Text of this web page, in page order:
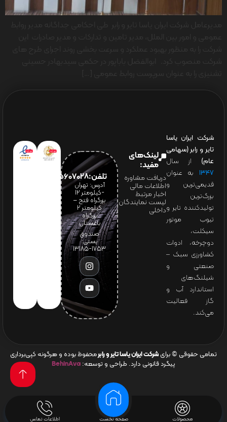
محصولات صفحه نخست اطلاعات تماس
شرکت ایران یاسا
تایر و رابر (سهامی
عام) از سال
۱۳۴۷ به عنوان
قدیمی‌ترین و
بزرگ‌ترین
تولیدکننده تایر و
تیوب موتور
سیکلت،
دوچرخه، ادوات
کشاورزی سبک –
صنعتی و
شیلنگ‌های
استاندارد آب و
گاز فعالیت
می‌کند.
لینک‌های
مفید:
دریافت مشاوره
اطلاعات مالی
اخبار مرتبط
لیست نمایندگان
داخلی
تلفن:65607028(021)
آدرس: تهران
-کیلومتر 12
بزرگراه فتح –
کیلومتر ۲
بزرگراه
باغستان
صندوق
پستی:
1753-13185
تمامی حقوقی © برای شرکت ایران یاسا تایر و رابرمحفوظ بوده و هرگونه کپی‌برداری
پیگرد قانونی دارد. طراحی و توسعه: BehinAva